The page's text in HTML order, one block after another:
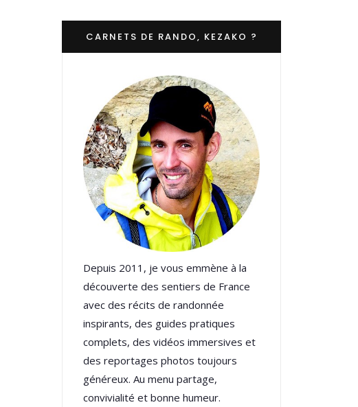
CARNETS DE RANDO, KEZAKO ?
Depuis 2011, je vous emmène à la
découverte des sentiers de France
avec des récits de randonnée
inspirants, des guides pratiques
complets, des vidéos immersives et
des reportages photos toujours
généreux. Au menu partage,
convivialité et bonne humeur.